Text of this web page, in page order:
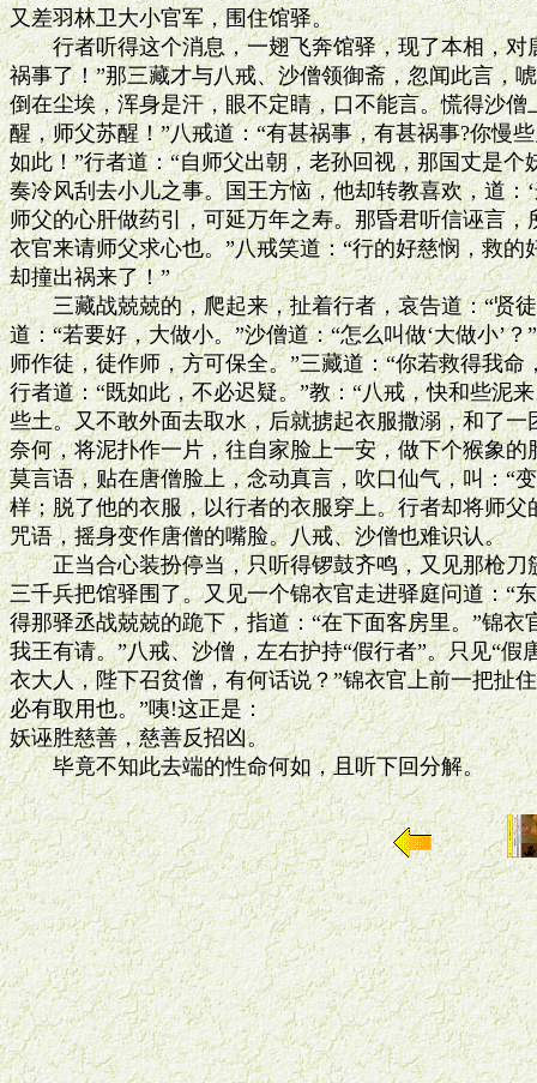
又差羽林卫大小官军，围住馆驿。
行者听得这个消息，一翅飞奔馆驿，现了本相，对
祸事了！”那三藏才与八戒、沙僧领御斋，忽闻此言，
倒在尘埃，浑身是汗，眼不定睛，口不能言。慌得沙僧
醒，师父苏醒！”八戒道：“有甚祸事，有甚祸事?你慢
如此！”行者道：“自师父出朝，老孙回视，那国丈是个
奏冷风刮去小儿之事。国王方恼，他却转教喜欢，道：
师父的心肝做药引，可延万年之寿。那昏君听信诬言
衣官来请师父求心也。”八戒笑道：“行的好慈悯，救的
却撞出祸来了！”
三藏战兢兢的，爬起来，扯着行者，哀告道：“贤徒
道：“若要好，大做小。”沙僧道：“怎么叫做‘大做小’
师作徒，徒作师，方可保全。”三藏道：“你若救得我命
行者道：“既如此，不必迟疑。”教：“八戒，快和些泥
些土。又不敢外面去取水，后就掳起衣服撒溺，和了
奈何，将泥扑作一片，往自家脸上一安，做下个猴象
莫言语，贴在唐僧脸上，念动真言，吹口仙气，叫：“
样；脱了他的衣服，以行者的衣服穿上。行者却将师
咒语，摇身变作唐僧的嘴脸。八戒、沙僧也难识认。
正当合心装扮停当，只听得锣鼓齐鸣，又见那枪刀
三千兵把馆驿围了。又见一个锦衣官走进驿庭问道：“
得那驿丞战兢兢的跪下，指道：“在下面客房里。”锦衣
我王有请。”八戒、沙僧，左右护持“假行者”。只见“假
衣大人，陛下召贫僧，有何话说？”锦衣官上前一把扯
必有取用也。”咦!这正是：
妖诬胜慈善，慈善反招凶。